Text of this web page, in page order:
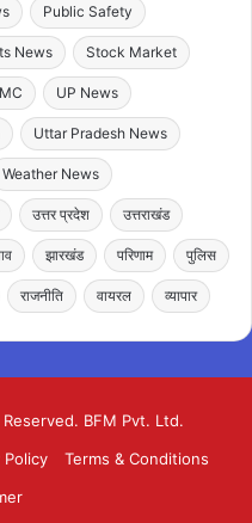
Public Safety
News Stock Market
UP News
Uttar Pradesh News
Weather News
उत्तर प्रदेश उत्तराखंड
झारखंड परिणाम पुलिस
राजनीति वायरल व्यापार
BFM Pvt. Ltd.
Policy
Terms & Conditions